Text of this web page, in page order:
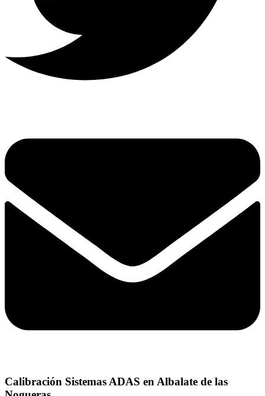
Calibración Sistemas ADAS en Albalate de las